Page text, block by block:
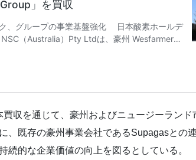
収を通じて、豪州およびニュージーランド
、既存の豪州事業会社であるSupagasとの
続的な企業価値の向上を図るとしている。